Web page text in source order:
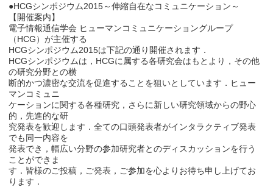
●HCGシンポジウム2015～伸縮自在なコミュニケーション～
【開催案内】
電子情報通信学会 ヒューマンコミュニケーショングループ
（HCG）が主催する
HCGシンポジウム2015は下記の通り開催されます．
HCGシンポジウムは，HCGに属する各研究会はもとより，その他
の研究分野との横
断的かつ濃密な交流を促進することを狙いとしています．ヒュー
マンコミュニ
ケーションに関する各種研究，さらに新しい研究領域からの野心
的，先進的な研
究発表を歓迎します．全ての口頭発表者がインタラクティブ発表
でも同一内容を
発表でき，幅広い分野の参加研究者とのディスカッションを行う
ことができま
す．皆様のご投稿，ご発表，ご参加を心よりお待ち申し上げてお
ります．